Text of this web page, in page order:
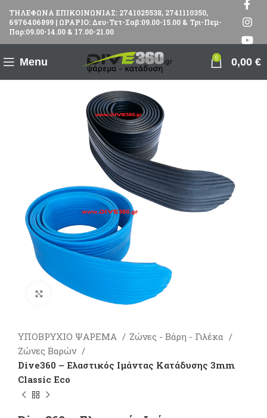
ΤΗΛΕΦΩΝΑ ΕΠΙΚΟΙΝΩΝΙΑΣ: 2741025538, 2741110350,
6976406899 | ΩΡΑΡΙΟ: Δευ-Τετ-Σαβ:09.00-15.00 & Τρι-Πεμ-
Παρ:09.00-14.00 & 17.00-21.00
Menu 0 0,00 €
Πατήστε για μεγέθυνση
ΥΠΟΒΡΥΧΙΟ ΨΑΡΕΜΑ
Ζώνες - Βάρη - Γιλέκα
Ζώνες Βαρών
Dive360 – Ελαστικός Ιμάντας Κατάδυσης 3mm
Classic Eco